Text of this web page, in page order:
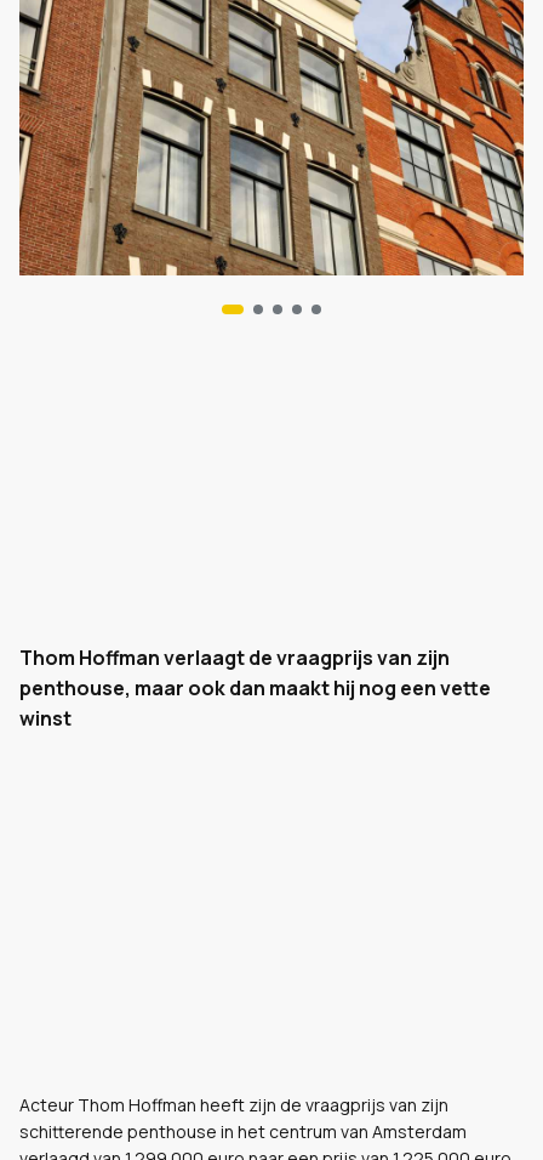
Thom Hoffman verlaagt de vraagprijs van zijn
penthouse, maar ook dan maakt hij nog een vette
winst
Acteur Thom Hoffman heeft zijn de vraagprijs van zijn
schitterende penthouse in het centrum van Amsterdam